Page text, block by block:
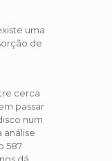
uma
de
cerca
passar
num
análise
587